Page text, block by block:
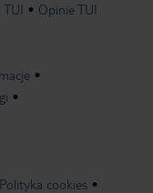
TUI Opinie TUI
Polityka cookies